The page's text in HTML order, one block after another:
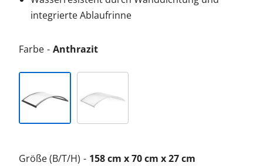
Kontakt / Hilfe
integrierte Ablaufrinne
Farbe Anthrazit
Größe (B/T/H) 158 cm x 70 cm x 27 cm